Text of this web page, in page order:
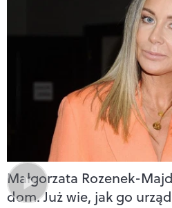
Małgorzata Rozenek-
dom. Już wie, jak go